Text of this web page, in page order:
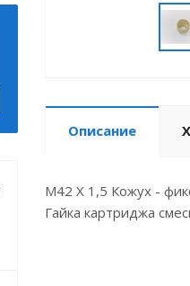
Описание
M42 X 1,5 Кожух -
Гайка картриджа